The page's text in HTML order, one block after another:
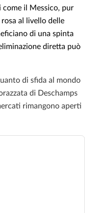
come il Messico, pur
al livello delle
di una spinta
diretta può
di sfida al mondo
di Deschamps
rimangono aperti